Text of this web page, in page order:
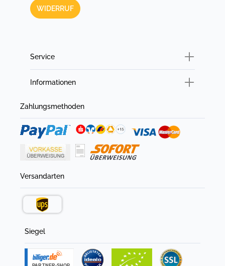
WIDERRUF
Service
Informationen
Zahlungsmethoden
Versandarten
Siegel